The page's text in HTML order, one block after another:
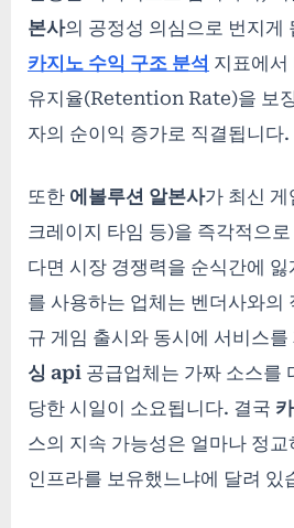
본사의 공정성 의심으로 번지게
카지노 수익 구조 분석 지표에서
유지율(Retention Rate)을 보
자의 순이익 증가로 직결됩니다.
또한 에볼루션 알본사가 최신
크레이지 타임 등)을 즉각적으
다면 시장 경쟁력을 순식간에 잃
를 사용하는 업체는 벤더사와의
규 게임 출시와 동시에 서비스
싱 api 공급업체는 가짜 소스를
당한 시일이 소요됩니다. 결국
스의 지속 가능성은 얼마나 정교
인프라를 보유했느냐에 달려 있